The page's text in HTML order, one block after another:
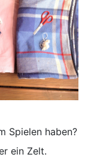
Spielen haben?
ein Zelt.